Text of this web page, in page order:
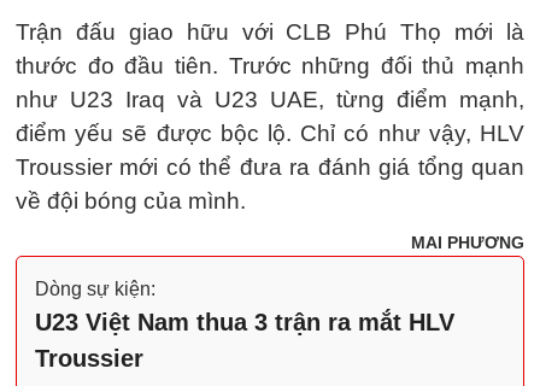
Trận đấu giao hữu với CLB Phú Thọ mới là
thước đo đầu tiên. Trước những đối thủ mạnh
như U23 Iraq và U23 UAE, từng điểm mạnh,
điểm yếu sẽ được bộc lộ. Chỉ có như vậy, HLV
Troussier mới có thể đưa ra đánh giá tổng quan
về đội bóng của mình.
MAI PHƯƠNG
Dòng sự kiện:
U23 Việt Nam thua 3 trận ra mắt HLV
Troussier